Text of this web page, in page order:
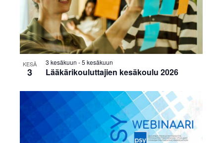
KESÄ
3 Lääkärikouluttajien kesäkoulu 2026
3 kesäkuun -5 kesäkuun